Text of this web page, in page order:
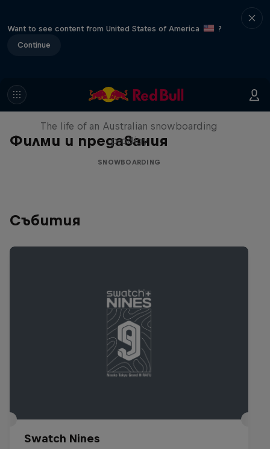
Want to see content from United States of America
?
Continue
Филми и предавания
Volare: Valentino Guseli
The life of an Australian snowboarding
prodigy
SNOWBOARDING
Събития
Swatch Nines